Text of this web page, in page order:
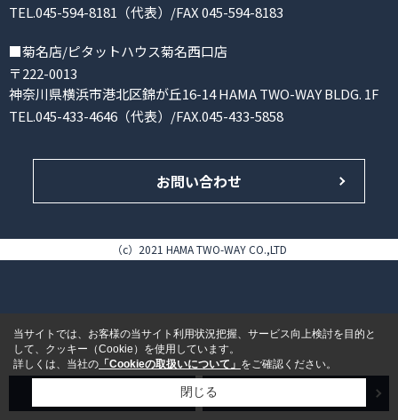
TEL.045-594-8181（代表）/FAX 045-594-8183
■菊名店/ピタットハウス菊名西口店
〒222-0013
神奈川県横浜市港北区錦が丘16-14 HAMA TWO-WAY BLDG. 1F
TEL.045-433-4646（代表）/FAX.045-433-5858
お問い合わせ
（c）2021 HAMA TWO-WAY CO.,LTD
当サイトでは、お客様の当サイト利用状況把握、サービス向上検討を目的と
して、クッキー（Cookie）を使用しています。
詳しくは、当社の 「Cookieの取扱いについて」 をご確認ください。
閉じる